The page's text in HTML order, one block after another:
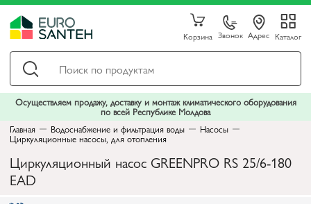
Корзина Звонок Адрес Каталог
Осуществляем продажу, доставку и монтаж климатического оборудования
по всей Республике Молдова
Главная
Водоснабжение и фильтрация воды Насосы
Циркуляционные насосы, для отопления
Циркуляционный насос GREENPRO RS 25/6-180
EAD